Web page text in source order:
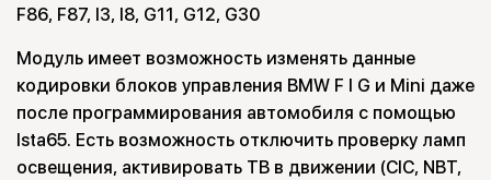
F86, F87, I3, I8, G11, G12, G30
Модуль имеет возможность изменять данные
кодировки блоков управления BMW F I G и Mini даже
после программирования автомобиля с помощью
Ista65. Есть возможность отключить проверку ламп
освещения, активировать ТВ в движении (CIC, NBT,